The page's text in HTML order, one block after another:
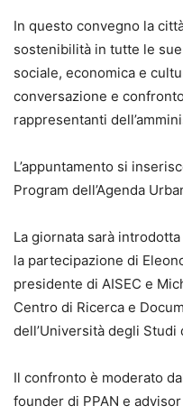
In questo convegno la
sostenibilità in tutte le
sociale, economica e
conversazione e
rappresentanti
L’appuntamento si
Program dell’Agenda
La giornata sarà
la partecipazione di
presidente di AISEC e
Centro di Ricerca e
dell’Università degli Studi
Il confronto è moderato
founder di PPAN e